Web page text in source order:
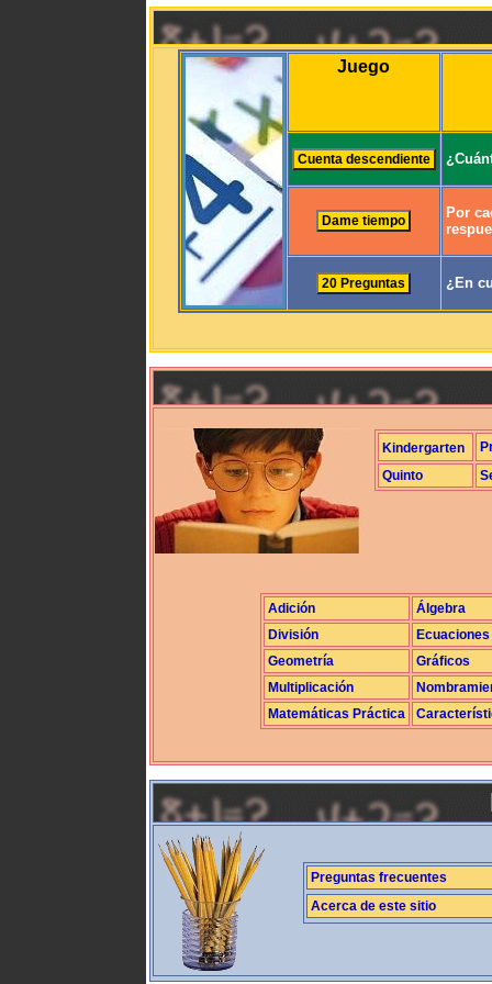
Juego
Por
¿En
Kindergarten
Quinto
Adición
Álgebra
División
Ecuaciones
Geometría
Gráficos
Multiplicación
Matemáticas Práctica
Preguntas frecuentes
Acerca de este sitio